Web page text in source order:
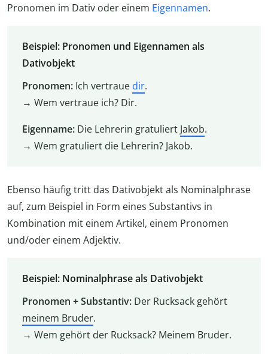
Pronomen im Dativ oder einem Eigennamen.
Beispiel: Pronomen und Eigennamen als
Dativobjekt
Pronomen: Ich vertraue dir.
→ Wem vertraue ich? Dir.
Eigenname: Die Lehrerin gratuliert Jakob.
→ Wem gratuliert die Lehrerin? Jakob.
Ebenso häufig tritt das Dativobjekt als Nominalphrase
auf, zum Beispiel in Form eines Substantivs in
Kombination mit einem Artikel, einem Pronomen
und/oder einem Adjektiv.
Beispiel: Nominalphrase als Dativobjekt
Pronomen + Substantiv:Der Rucksack gehört
meinem Bruder.
→ Wem gehört der Rucksack? Meinem Bruder.